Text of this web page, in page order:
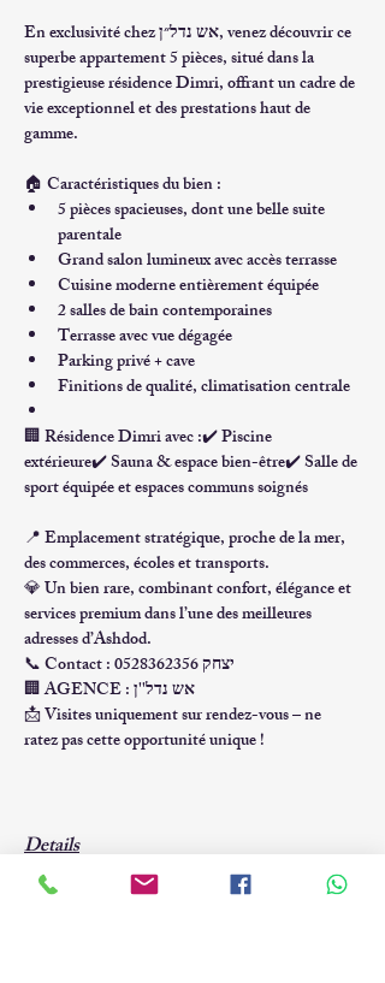
En
exclusivité chez אש נדל״ן, venez découvrir ce
superbe appartement 5 pièces, situé dans la
prestigieuse résidence Dimri, offrant un cadre de
vie exceptionnel et des prestations haut de
gamme.
🏠 Caractéristiques du bien :
5 pièces spacieuses, dont une belle suite
parentale
Grand salon lumineux avec accès terrasse
Cuisine moderne entièrement équipée
2 salles de bain contemporaines
Terrasse avec vue dégagée
Parking privé + cave
Finitions de qualité, climatisation centrale
🏢 Résidence Dimri avec :✔️ Piscine
extérieure✔️ Sauna & espace bien-être✔️ Salle de
sport équipée et espaces communs soignés
📍 Emplacement stratégique, proche de la mer,
des commerces, écoles et transports.
💎 Un bien rare, combinant confort, élégance et
services premium dans l’une des meilleures
adresses d’Ashdod.
📞
Contact : יצחק 0528362356
🏢
AGENCE : אש נדל''ן
📩 Visites uniquement sur rendez-vous – ne
ratez pas cette opportunité unique !
Details
Quartier